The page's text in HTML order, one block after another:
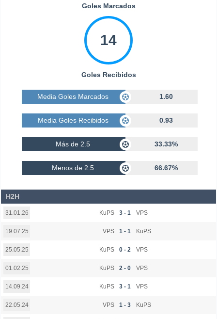
Goles Marcados
14
Goles Recibidos
Media Goles Marcados 1.60
Media Goles Recibidos 0.93
Más de 2.5 33.33%
Menos de 2.5 66.67%
H2H
31.01.26 KuPS 3 - 1 VPS
19.07.25 VPS 1 - 1 KuPS
25.05.25 KuPS 0 - 2 VPS
01.02.25 KuPS 2 - 0 VPS
14.09.24 KuPS 3 - 1 VPS
22.05.24 VPS 1 - 3 KuPS